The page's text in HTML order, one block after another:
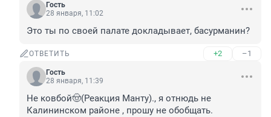
Гость
28 января, 11:02
Это ты по своей палате докладывает, басурманин?
ОТВЕТИТЬ +2 –1
Гость
28 января, 11:39
Не ковбой🤠(Реакция Манту)., я отнюдь не
Калининском районе , прошу не обобщать.